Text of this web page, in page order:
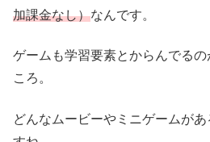
加課金なし）なんです。
ゲームも学習要素とからんでる
ころ。
どんなムービーやミニゲームが